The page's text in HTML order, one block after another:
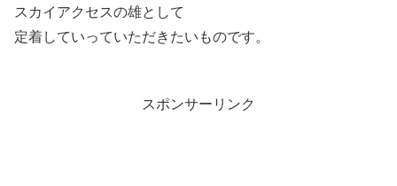
スカイアクセスの雄として
定着していっていただきたいものです。
スポンサーリンク